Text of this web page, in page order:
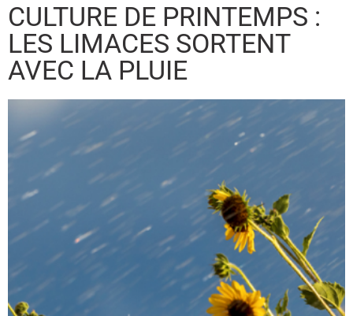
CULTURE DE PRINTEMPS :
LES LIMACES SORTENT
AVEC LA PLUIE